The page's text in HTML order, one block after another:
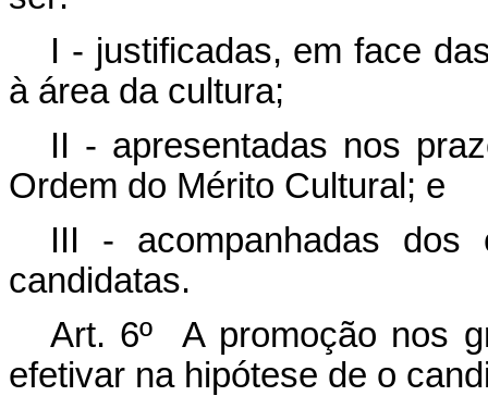
I - justificadas, em face
à área da cultura;
II - apresentadas nos
Ordem do Mérito Cultural; e
III - acompanhadas dos
candidatas.
Art. 6º A promoção nos
efetivar na hipótese de o